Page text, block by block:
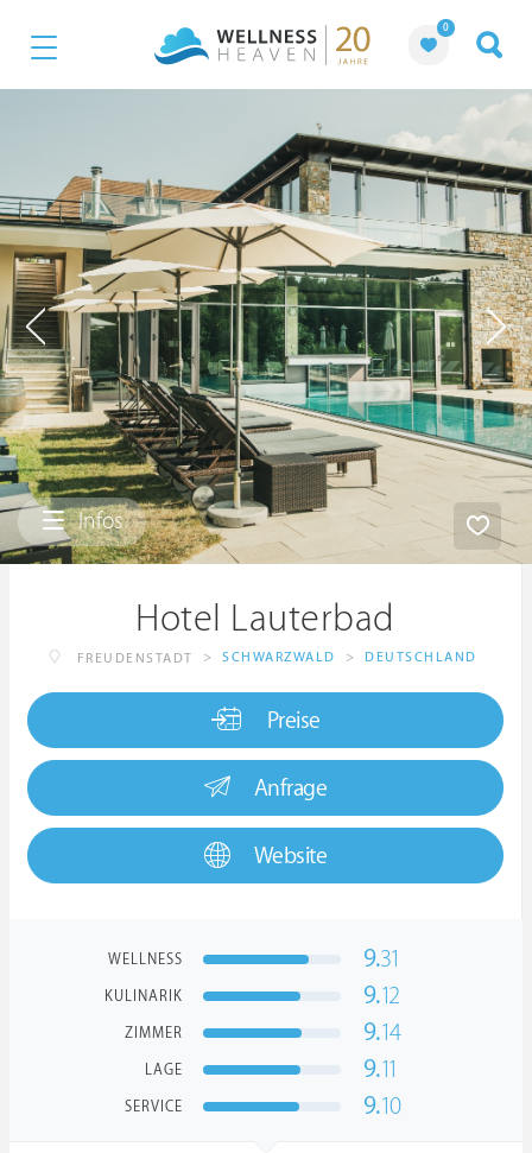
0
Infos
Hotel Lauterbad
FREUDENSTADT > SCHWARZWALD > DEUTSCHLAND
Preise
Anfrage
Website
WELLNESS 9.31
KULINARIK 9.12
ZIMMER 9.14
LAGE 9.11
SERVICE 9.10